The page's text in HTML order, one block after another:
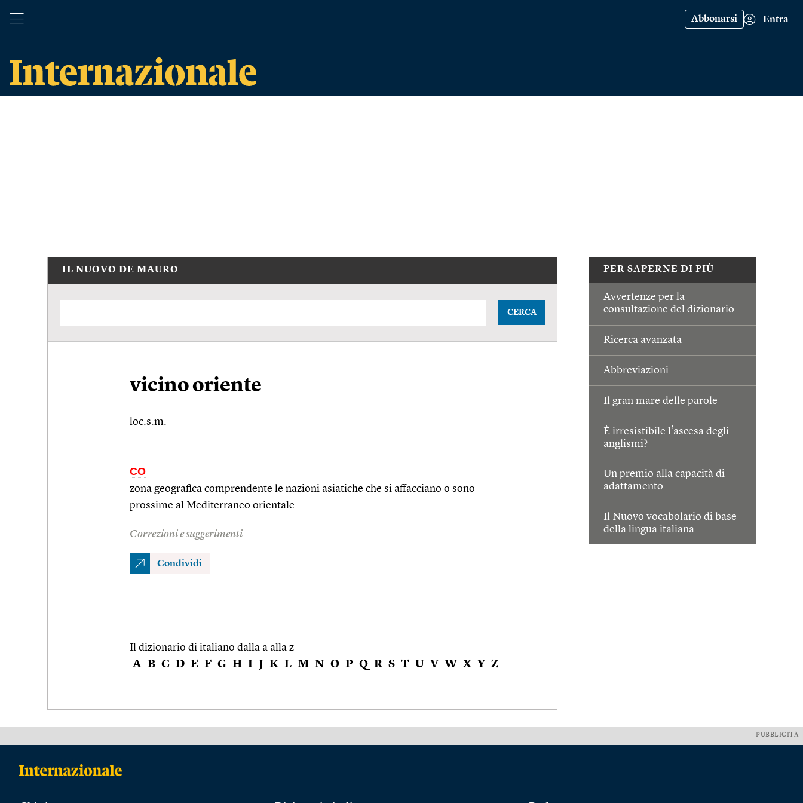
Abbonarsi Entra
PER SAPERNE DI PIÙ
Avvertenze per la
consultazione del dizionario
Ricerca avanzata
Abbreviazioni
Il gran mare delle parole
È irresistibile l’ascesa degli
anglismi?
Un premio alla capacità di
adattamento
Il Nuovo vocabolario di base
della lingua italiana
IL NUOVO DE MAURO
CERCA
vicino oriente
loc.s.m.
CO
zona geografica comprendente le nazioni asiatiche che si affacciano o sono
prossime al Mediterraneo orientale.
Correzioni e suggerimenti
Condividi
Il dizionario di italiano dalla a alla z
A B C D E F G H I J K L M N O P Q R S T U V W X Y Z
PUBBLICITÀ